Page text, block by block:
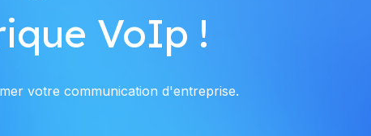
VoIp !
votre communication d'entreprise.